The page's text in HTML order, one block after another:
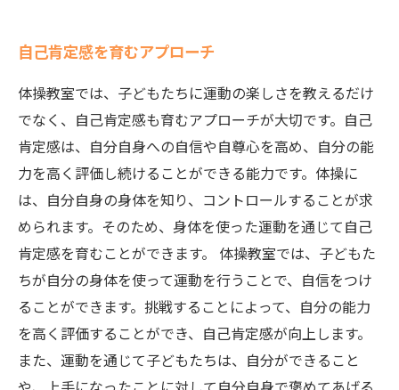
自己肯定感を育むアプローチ
体操教室では、子どもたちに運動の楽しさを教えるだけ
でなく、自己肯定感も育むアプローチが大切です。自己
肯定感は、自分自身への自信や自尊心を高め、自分の能
力を高く評価し続けることができる能力です。体操に
は、自分自身の身体を知り、コントロールすることが求
められます。そのため、身体を使った運動を通じて自己
肯定感を育むことができます。 体操教室では、子どもた
ちが自分の身体を使って運動を行うことで、自信をつけ
ることができます。挑戦することによって、自分の能力
を高く評価することができ、自己肯定感が向上します。
また、運動を通じて子どもたちは、自分ができること